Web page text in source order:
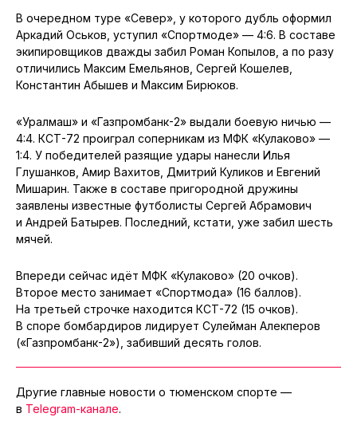
В очередном туре «Север», у которого дубль оформил
Аркадий Оськов, уступил «Спортмоде» — 4:6. В составе
экипировщиков дважды забил Роман Копылов, а по разу
отличились Максим Емельянов, Сергей Кошелев,
Константин Абышев и Максим Бирюков.
«Уралмаш» и «Газпромбанк-2» выдали боевую ничью —
4:4. КСТ-72 проиграл соперникам из МФК «Кулаково» —
1:4. У победителей разящие удары нанесли Илья
Глушанков, Амир Вахитов, Дмитрий Куликов и Евгений
Мишарин. Также в составе пригородной дружины
заявлены известные футболисты Сергей Абрамович
и Андрей Батырев. Последний, кстати, уже забил шесть
мячей.
Впереди сейчас идёт МФК «Кулаково» (20 очков).
Второе место занимает «Спортмода» (16 баллов).
На третьей строчке находится КСТ-72 (15 очков).
В споре бомбардиров лидирует Сулейман Алекперов
(«Газпромбанк-2»), забивший десять голов.
Другие главные новости о тюменском спорте —
в Telegram-канале.